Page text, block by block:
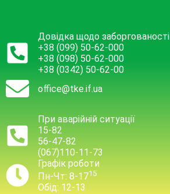
Довідка щодо заборгованості
+38 (099) 50-62-000
+38 (098) 50-62-000
+38 (0342) 50-62-00
office@tke.if.ua
При аварійній ситуації
15-82
56-47-82
(067)110-11-73
Графік роботи
Пн-Чт: 8-1715
Обід: 12-13